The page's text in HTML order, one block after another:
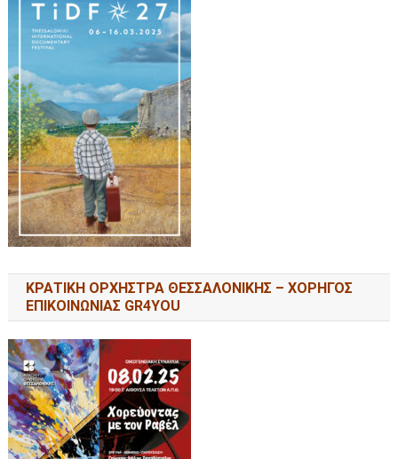
ΚΡΑΤΙΚΗ ΟΡΧΗΣΤΡΑ ΘΕΣΣΑΛΟΝΙΚΗΣ – ΧΟΡΗΓΟΣ
ΕΠΙΚΟΙΝΩΝΙΑΣ GR4YOU